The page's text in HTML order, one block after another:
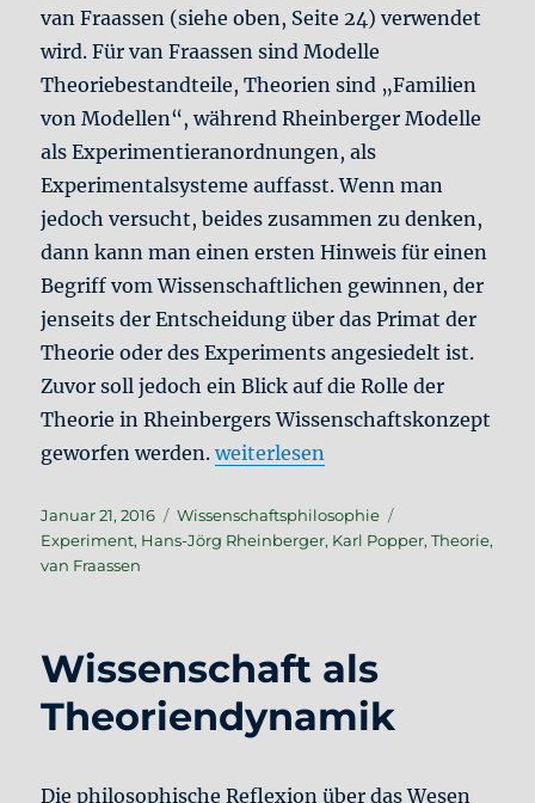
van Fraassen (siehe oben, Seite 24) verwendet
wird. Für van Fraassen sind Modelle
Theoriebestandteile, Theorien sind „Familien
von Modellen“, während Rheinberger Modelle
als Experimentieranordnungen, als
Experimentalsysteme auffasst. Wenn man
jedoch versucht, beides zusammen zu denken,
dann kann man einen ersten Hinweis für einen
Begriff vom Wissenschaftlichen gewinnen, der
jenseits der Entscheidung über das Primat der
Theorie oder des Experiments angesiedelt ist.
Zuvor soll jedoch ein Blick auf die Rolle der
Theorie in Rheinbergers Wissenschaftskonzept
geworfen werden.„Das Wissenschaftliche in der
weiterlesen
Veröffentlicht
am
Januar 21, 2016 Kategorien
Wissenschaftsphilosophie
Experiment, Hans-Jörg Rheinberger, Karl Popper,Theorie,
van Fraassen
Wissenschaft als
Theoriendynamik
Die philosophische Reflexion über das Wesen